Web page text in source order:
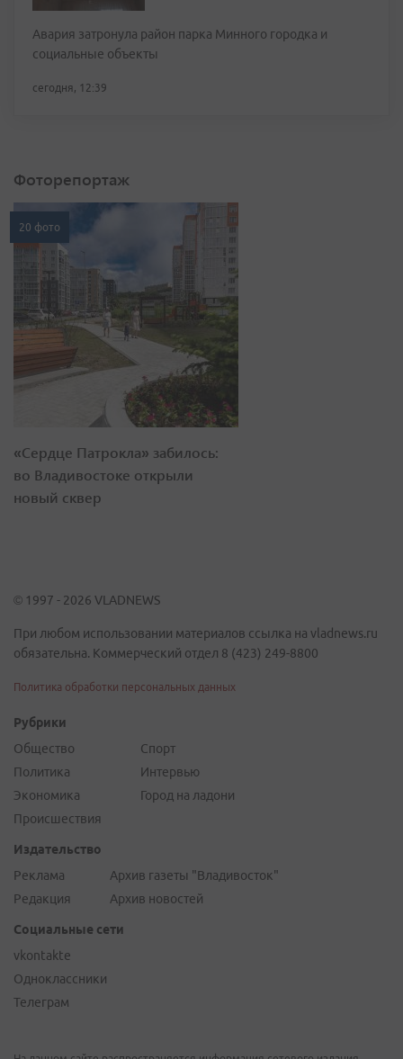
Авария затронула район парка Минного городка и
социальные объекты
сегодня, 12:39
Фоторепортаж
20 фото
«Сердце Патрокла» забилось:
во Владивостоке открыли
новый сквер
© 1997 - 2026 VLADNEWS
При любом использовании материалов ссылка на vladnews.ru
обязательна. Коммерческий отдел 8 (423) 249-8800
Политика обработки персональных данных
Рубрики
Общество
Политика
Экономика
Происшествия
Спорт
Интервью
Город на ладони
Издательство
Реклама
Редакция
Архив газеты "Владивосток"
Архив новостей
Социальные сети
vkontakte
Одноклассники
Телеграм